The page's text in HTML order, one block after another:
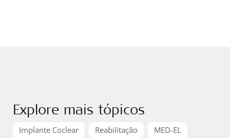
Explore mais tópicos
Implante Coclear Reabilitação
MED-EL